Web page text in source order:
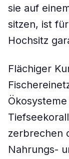
sie auf
sitzen, ist
Hochsitz
Flächiger
zerbrechen
Nahrungs-